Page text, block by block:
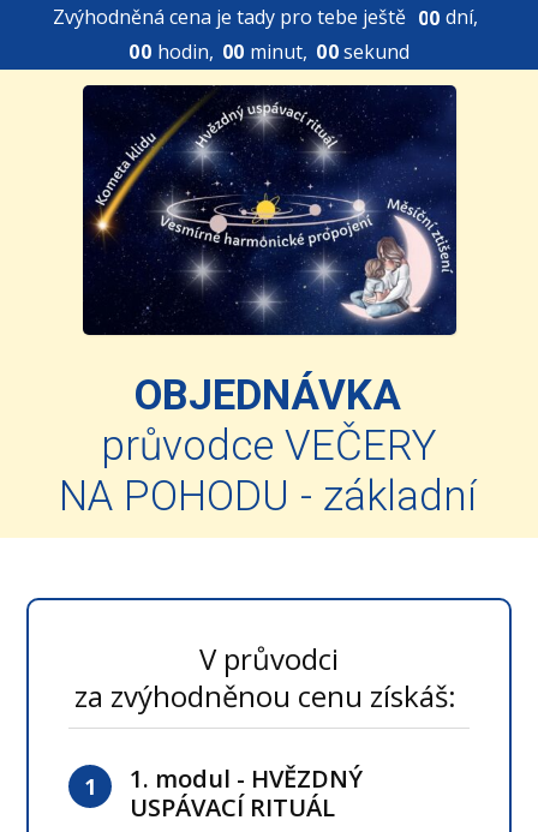
Zvýhodněná cena je tady pro tebe ještě 00 dní
00 hodin 00 minut 00 sekund
OBJEDNÁVKA
průvodce VEČERY
NA POHODU - základní
V průvodci
za zvýhodněnou cenu získáš:
1
1. modul - HVĚZDNÝ
USPÁVACÍ RITUÁL